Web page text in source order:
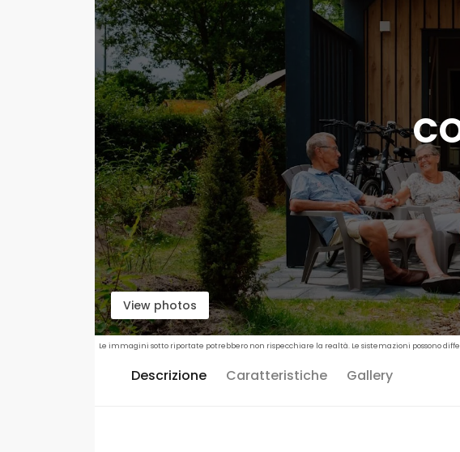
View photos
Le immagini sotto riportate potrebbero non rispecchiare la realtà. Le sistemazioni possono
Descrizione Caratteristiche Gallery